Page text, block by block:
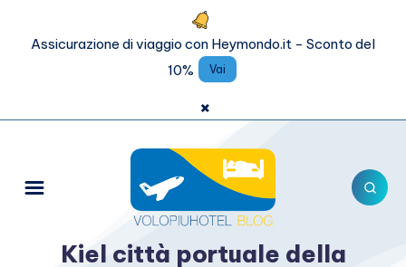
Assicurazione di viaggio con Heymondo.it - Sconto del
10%
Vai
×
Kiel città portuale della